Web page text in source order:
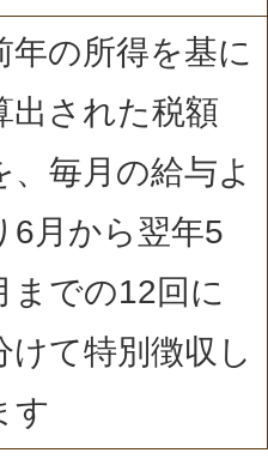
年の所得を基に
出された税額
、毎月の給与よ
6月から翌年5
までの12回に
けて特別徴収し
す